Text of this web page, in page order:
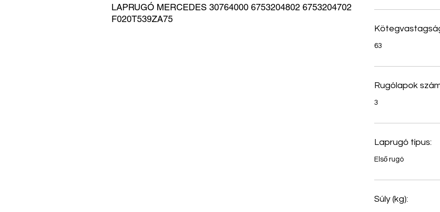
LAPRUGÓ MERCEDES 30764000 6753204802 6753204702
F020T539ZA75
63
Rugólapok
3
Laprugó típus:
Első rugó
Súly (kg):